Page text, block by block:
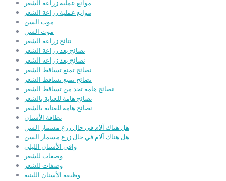
موانع عملية زراعة الشعر
موانع عملية زراعة الشعر
موت السن
موت السن
نتائج زراعة الشعر
نصائح بعد زراعة الشعر
نصائح بعد زراعة الشعر
نصائح تمنع تساقط الشعر
نصائح تمنع تساقط الشعر
نصائح هامة تحد من تساقط الشعر
نصائح هامة للعناية بالشعر
نصائح هامة للعناية بالشعر
نظافة الأسنان
هل هناك آلام في حال زرع مسمار السن
هل هناك آلام في حال زرع مسمار السن
واقي الأسنان الليلي
وصفات للشعر
وصفات للشعر
وظيفة الأسنان اللبنية